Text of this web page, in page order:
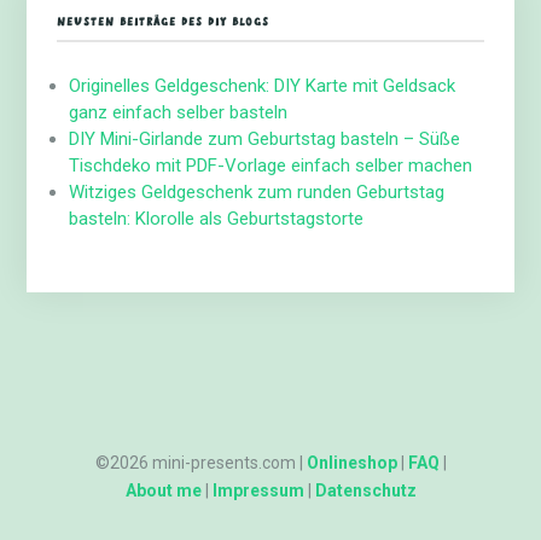
NEUSTEN BEITRÄGE DES DIY BLOGS
Originelles Geldgeschenk: DIY Karte mit Geldsack
ganz einfach selber basteln
DIY Mini-Girlande zum Geburtstag basteln – Süße
Tischdeko mit PDF-Vorlage einfach selber machen
Witziges Geldgeschenk zum runden Geburtstag
basteln: Klorolle als Geburtstagstorte
©2026 mini-presents.com | Onlineshop| FAQ
About me| Impressum Datenschutz